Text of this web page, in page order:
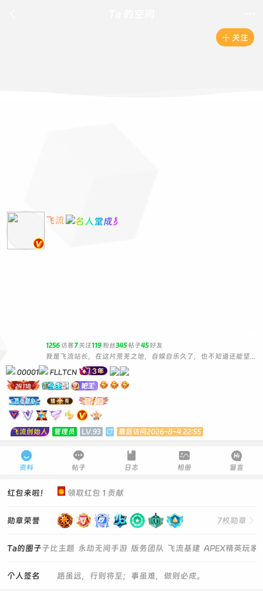
 关注
飞流
1256 访客7 关注119粉丝345 帖子45 好友
我是飞流站长，在这片荒芜之地，自娱自乐久了，也不知道还能坚持走多远。
00001
FLLTCN
24118
飞流创始人 管理员 LV.93  最后访问2026-8-4 22:55

资料

帖子

日志

相册

留言
领取红包 1 贡献
红包来啦！

7枚勋章
勋章荣誉
Ta的圈子子比主题 永劫无间手游 版务团队 飞流基建 APEX精英玩家
路虽远，行则将至；事虽难，做则必成。
个人签名